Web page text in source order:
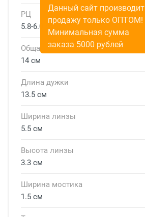
РЦ
5.8-6.0 см
Общая ширина
14 см
Длина дужки
13.5 см
Ширина линзы
5.5 см
Высота линзы
3.3 см
Ширина мостика
1.5 см
Данный сайт производит
продажу только ОПТОМ!
Минимальная сумма
заказа 5000 рублей